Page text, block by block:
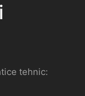
tehnic: